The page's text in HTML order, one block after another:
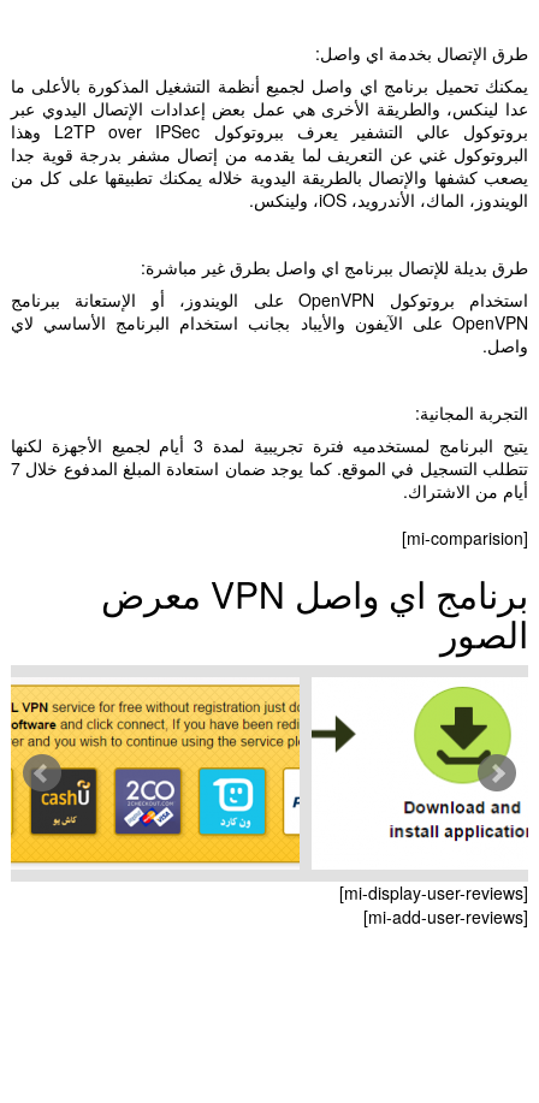
طرق الإتصال بخدمة اي واصل:
يمكنك تحميل برنامج اي واصل لجميع أنظمة التشغيل المذكورة بالأعلى ما
عدا لينكس، والطريقة الأخرى هي عمل بعض إعدادات الإتصال اليدوي عبر
بروتوكول عالي التشفير يعرف ببروتوكول L2TP over IPSec وهذا
البروتوكول غني عن التعريف لما يقدمه من إتصال مشفر بدرجة قوية جدا
يصعب كشفها والإتصال بالطريقة اليدوية خلاله يمكنك تطبيقها على كل من
الويندوز، الماك، الأندرويد، iOS، ولينكس.
طرق بديلة للإتصال ببرنامج اي واصل بطرق غير مباشرة:
استخدام بروتوكول OpenVPN على الويندوز، أو الإستعانة ببرنامج
OpenVPN على الآيفون والأيباد بجانب استخدام البرنامج الأساسي لاي
واصل.
التجربة المجانية:
يتيح البرنامج لمستخدميه فترة تجريبية لمدة 3 أيام لجميع الأجهزة لكنها
تتطلب التسجيل في الموقع. كما يوجد ضمان استعادة المبلغ المدفوع خلال 7
أيام من الاشتراك.
[mi-comparision]
برنامج اي واصل VPN معرض
الصور
[mi-display-user-reviews]
[mi-add-user-reviews]